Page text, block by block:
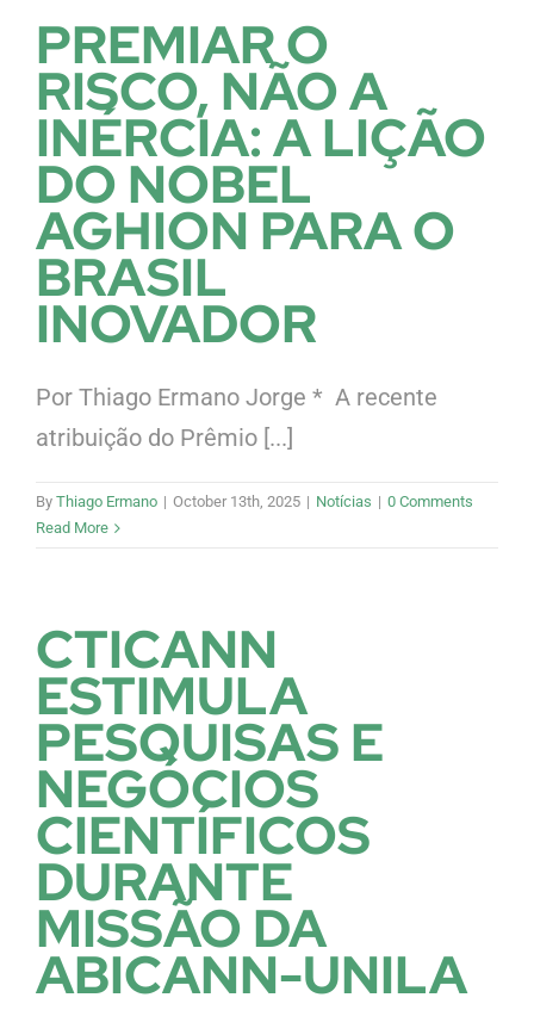
PREMIAR O
RISCO, NÃO A
INÉRCIA: A LIÇÃO
DO NOBEL
AGHION PARA O
BRASIL
INOVADOR
Por Thiago Ermano Jorge * A recente
atribuição do Prêmio [...]
By Thiago Ermano | October 13th, 2025 | Notícias | 0 Comments
Read More
CTICANN
ESTIMULA
PESQUISAS E
NEGÓCIOS
CIENTÍFICOS
DURANTE
MISSÃO DA
ABICANN-UNILA